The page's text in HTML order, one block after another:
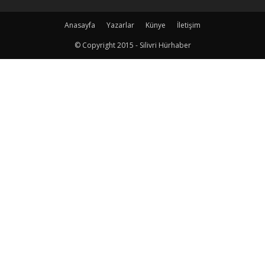
Anasayfa Yazarlar Künye
İletişim
© Copyright 2015 - Silivri Hürhaber